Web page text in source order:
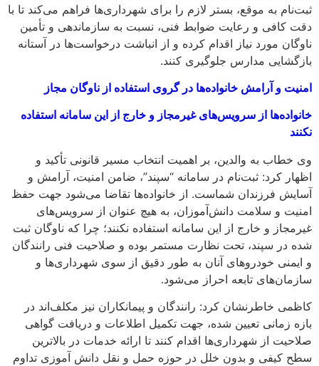
ثبت‌نام به‌ موقع، بستر لازم را برای شهرداری‌ها فراهم می‌کند تا با
دقت کافی و رعایت ضوابط فنی، نسبت به سازماندهی و تأمین
ناوگان مورد نیاز اقدام کرده و از انباشت درخواست‌ها در آستانه
بازگشایی مدارس جلوگیری کنند.
امنیت و آرامش خانواده‌ها در گروی استفاده از ناوگان مجاز
خانواده‌ها از سرویس‌های غیرمجاز و خارج از این سامانه استفاده
نکنند
وی خطاب به والدین، بر اهمیت انتخاب مسیر قانونی تأکید و
اظهار کرد: ثبت‌نام در سامانه “سپند”، ضامن امنیت، آرامش و
آسایش فرزندان شماست. از خانواده‌ها تقاضا می‌شود جهت حفظ
امنیت و سلامت دانش‌آموزان، به هیچ عنوان از سرویس‌های
غیرمجاز و خارج از این سامانه استفاده نکنند؛ چرا که ناوگان ثبت‌
شده در سپند، تحت نظارت مستمر بوده و صلاحیت فنی رانندگان
و ایمنی خودروهای آنان به‌ طور دقیق از سوی شهرداری‌ها و
سازمان‌های تابعه احراز می‌شود.
کاظمی خاطرنشان کرد: رانندگان و پیمانکاران نیز مکلف‌اند در
بازه زمانی تعیین‌ شده، جهت تکمیل اطلاعات و دریافت گواهی
صلاحیت از شهرداری‌ها اقدام کنند تا ارائه خدمات در بالاترین
سطح کیفی و بدون خلل در حوزه حمل و نقل دانش آموزی تداوم